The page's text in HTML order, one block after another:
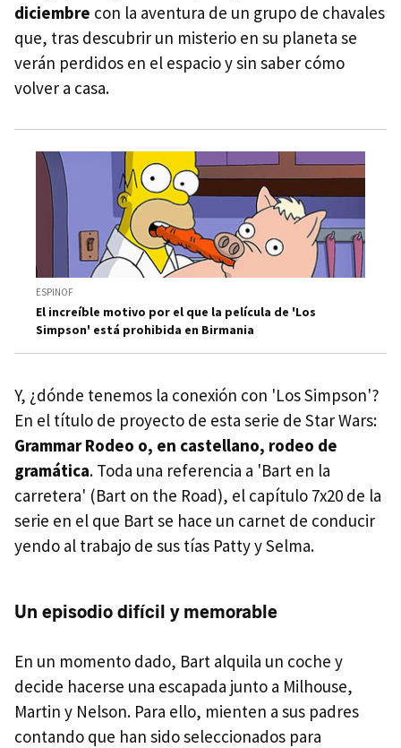
diciembre con la aventura de un grupo de chavales
que, tras descubrir un misterio en su planeta se
verán perdidos en el espacio y sin saber cómo
volver a casa.
ESPINOF
El increíble motivo por el que la película de 'Los
Simpson' está prohibida en Birmania
Y, ¿dónde tenemos la conexión con 'Los Simpson'?
En el título de proyecto de esta serie de Star Wars:
Grammar Rodeo o, en castellano, rodeo de
gramática. Toda una referencia a 'Bart en la
carretera' (Bart on the Road), el capítulo 7x20 de la
serie en el que Bart se hace un carnet de conducir
yendo al trabajo de sus tías Patty y Selma.
Un episodio difícil y memorable
En un momento dado, Bart alquila un coche y
decide hacerse una escapada junto a Milhouse,
Martin y Nelson. Para ello, mienten a sus padres
contando que han sido seleccionados para